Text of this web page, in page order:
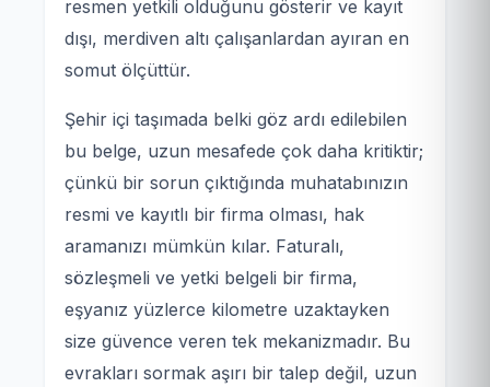
resmen yetkili olduğunu gösterir ve kayıt
dışı, merdiven altı çalışanlardan ayıran en
somut ölçüttür.
Şehir içi taşımada belki göz ardı edilebilen
bu belge, uzun mesafede çok daha kritiktir;
çünkü bir sorun çıktığında muhatabınızın
resmi ve kayıtlı bir firma olması, hak
aramanızı mümkün kılar. Faturalı,
sözleşmeli ve yetki belgeli bir firma,
eşyanız yüzlerce kilometre uzaktayken
size güvence veren tek mekanizmadır. Bu
evrakları sormak aşırı bir talep değil, uzun